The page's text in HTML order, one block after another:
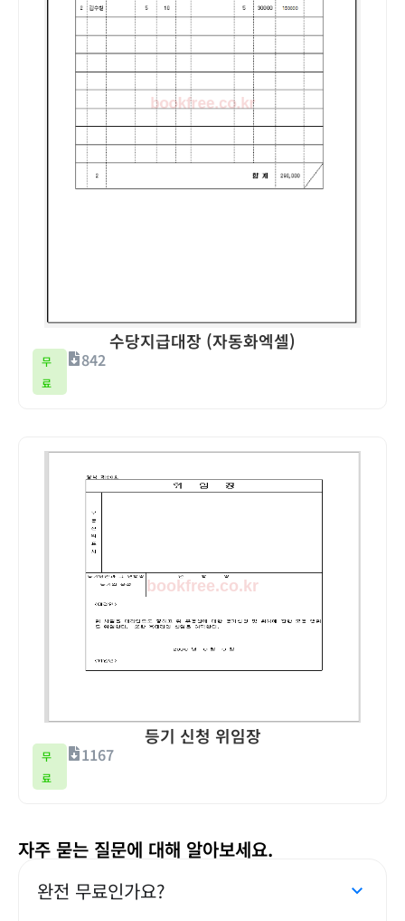
수당지급대장 (자동화엑셀)
무
료
842
등기 신청 위임장
무
료
1167
자주 묻는 질문에 대해 알아보세요.
완전 무료인가요?